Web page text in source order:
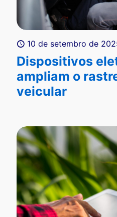
10 de setembro de
Dispositivos
ampliam o
veicular